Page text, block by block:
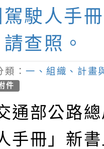
駕駛人手
查照。
類：一、組織、計畫
件
通部公路
手冊」新